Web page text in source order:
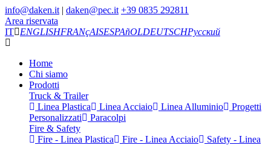
info@daken.it | daken@pec.it +39 0835 292811
Area riservata
IT
ENGLISHFRANçAISESPAñOLDEUTSCHРусский
Home
Chi siamo
Prodotti
Truck & Trailer
Linea Plastica
Linea Acciaio Linea Alluminio
Progetti
Personalizzati
Paracolpi
Fire & Safety
Fire - Linea Plastica
Fire - Linea Acciaio
Safety - Linea